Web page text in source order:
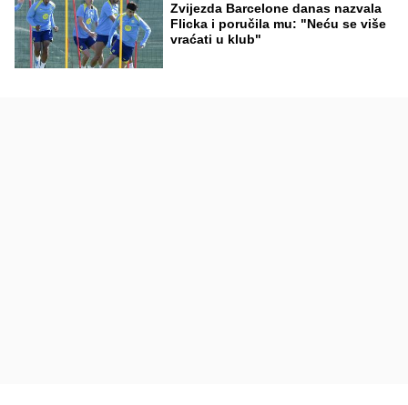
Zvijezda Barcelone danas nazvala
Flicka i poručila mu: "Neću se više
vraćati u klub"